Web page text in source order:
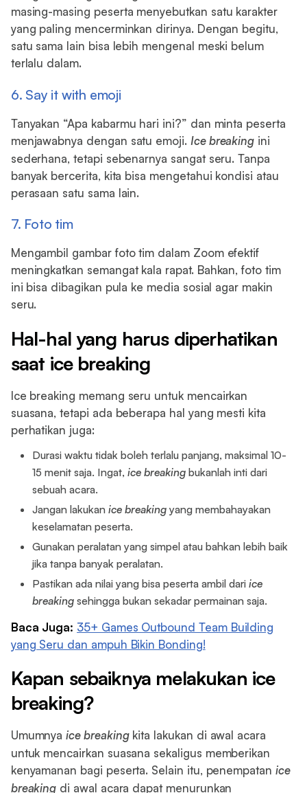
masing-masing peserta menyebutkan satu karakter
yang paling mencerminkan dirinya. Dengan begitu,
satu sama lain bisa lebih mengenal meski belum
terlalu dalam.
6. Say it with emoji
Tanyakan “Apa kabarmu hari ini?” dan minta peserta
menjawabnya dengan satu emoji. Ice breaking ini
sederhana, tetapi sebenarnya sangat seru. Tanpa
banyak bercerita, kita bisa mengetahui kondisi atau
perasaan satu sama lain.
7. Foto tim
Mengambil gambar foto tim dalam Zoom efektif
meningkatkan semangat kala rapat. Bahkan, foto tim
ini bisa dibagikan pula ke media sosial agar makin
seru.
Hal-hal yang harus diperhatikan
saat ice breaking
Ice breaking memang seru untuk mencairkan
suasana, tetapi ada beberapa hal yang mesti kita
perhatikan juga:
Durasi waktu tidak boleh terlalu panjang, maksimal 10-
15 menit saja. Ingat,ice breaking bukanlah inti dari
sebuah acara.
Jangan lakukanice breaking yang membahayakan
keselamatan peserta.
Gunakan peralatan yang simpel atau bahkan lebih baik
jika tanpa banyak peralatan.
Pastikan ada nilai yang bisa peserta ambil dariice
breaking sehingga bukan sekadar permainan saja.
Baca Juga: 35+ Games Outbound Team Building
yang Seru dan ampuh Bikin Bonding!
Kapan sebaiknya melakukan ice
breaking?
Umumnyaice breakingkita lakukan di awal acara
untuk mencairkan suasana sekaligus memberikan
kenyamanan bagi peserta. Selain itu, penempatan ice
breaking di awal acara dapat menurunkan